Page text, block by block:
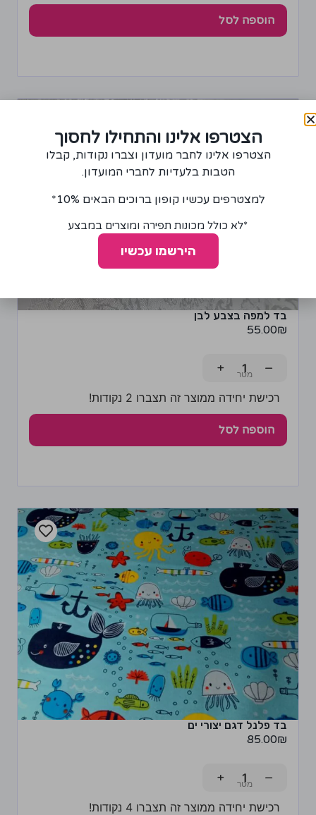
הוספה לסל
בד למפה בצבע לבן
55.00₪
−
+
רכישת יחידה ממוצר זה תצברו 2 נקודות!
הוספה לסל
בד פלנל דגם יצורי ים
85.00₪
−
+
רכישת יחידה ממוצר זה תצברו 4 נקודות!
הצטרפו אלינו והתחילו לחסוך
הצטרפו אלינו לחבר מועדון וצברו נקודות, קבלו
הטבות בלעדיות לחברי המועדון.
למצטרפים עכשיו קופון ברוכים הבאים 10%*
*לא כולל מכונות תפירה ומוצרים במבצע
הירשמו עכשיו